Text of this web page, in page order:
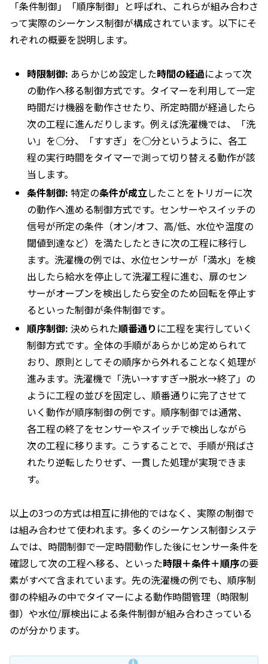
「条件制御」「順序制御」と呼ばれ、これらが組み合わさ
って実際のシーケンス制御が構成されています。以下にそ
れぞれの概要を説明します。
時限制御: あらかじめ設定した時間の経過によって次
の動作へ移る制御方式です。タイマーを利用して一定
時間だけ機器を動作させたり、所定時間が経過したら
次の工程に進んだりします。例えば洗濯機では、「洗
い」を○分、「すすぎ」を○分というように、各工
程の実行時間をタイマーで測って切り替える動作が該
当します。
条件制御: 特定の条件が成立したことをトリガーに次
の動作へ進める制御方式です。センサーやスイッチの
信号が所定の条件（オン/オフ、高/低、水位や温度の
閾値到達など）を満たしたときに次の工程に移行し
ます。洗濯機の例では、水位センサーが「満水」を検
出したら給水を停止して洗濯工程に進む、扉のセン
サーがオープンを検出したら安全のため回転を停止す
るといった制御が条件制御です​。
順序制御: 決められた順番通り に工程を実行していく
制御方式です​。全体の手順があらかじめ定められて
おり、原則としてその順序から外れることなく処理が
進みます。洗濯機で「洗い→すすぎ→脱水→終了」の
ように工程の並びを固定し、順番通りに完了させて
いく動作が順序制御の例です​。順序制御では通常、
各工程の終了をセンサーやスイッチで検出しながら
次の工程に移ります。こうすることで、手順が飛ばさ
れたり逆転したりせず、一貫した処理が実現できま
す。
以上の3つの方式は相互に排他的ではなく、実際の制御で
は組み合わせて使われます。多くのシーケンス制御システ
ムでは、時間制御で一定時間動作した後にセンサー条件を
確認して次の工程へ移る、といった時限＋条件＋順序の要
素がすべて含まれています。先の洗濯機の例でも、順序制
御の枠組みの中でタイマーによる動作時間管理（時限制
御）や水位/扉検出による条件制御が組み合わさっている
のが分かります。